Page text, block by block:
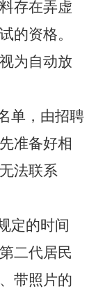
存在弄虚
的资格。
为自动放
单，由招聘
准备好相
法联系
定的时间
二代居民
带照片的